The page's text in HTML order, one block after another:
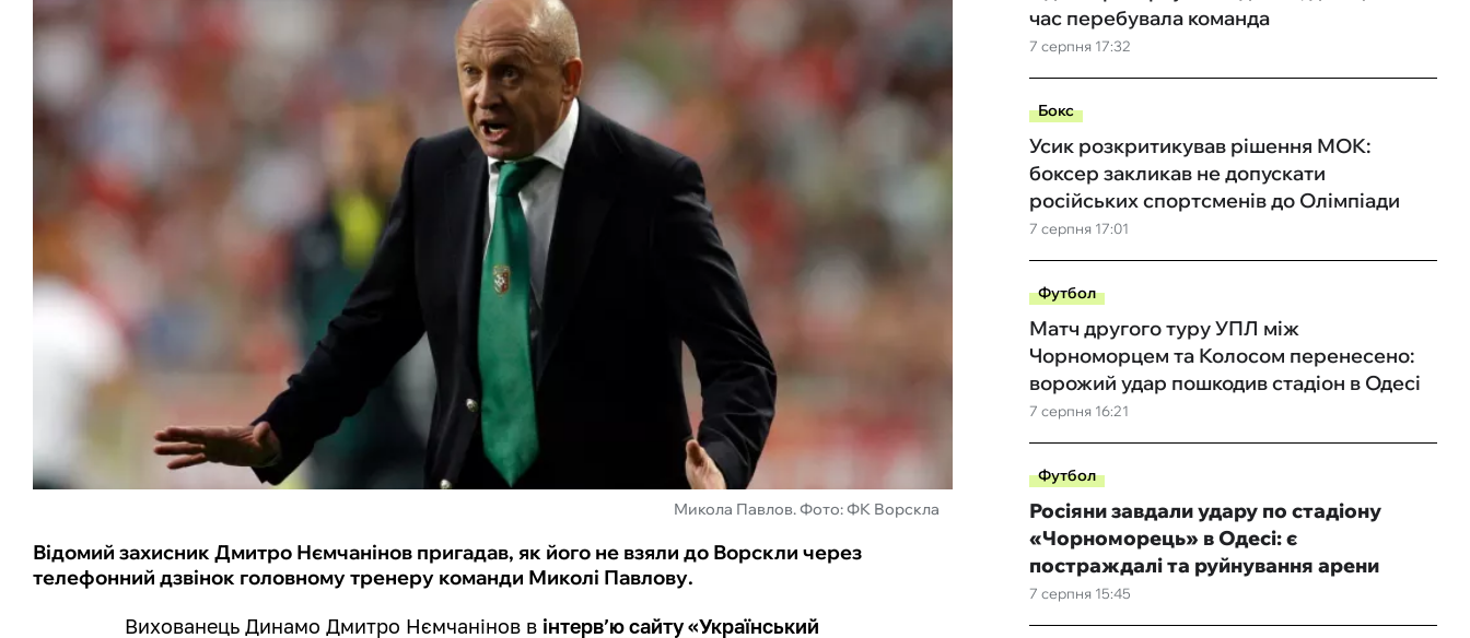
Микола Павлов. Фото: ФК Ворскла
Відомий захисник Дмитро Нємчанінов пригадав, як його не взяли до Ворскли через
телефонний дзвінок головному тренеру команди Миколі Павлову.
Вихованець Динамо Дмитро Нємчанінов в інтерв’ю сайту «Український
7 серпня 17:32
час перебувала команда
Бокс
7 серпня 17:01
Усик розкритикував рішення МОК:
боксер закликав не допускати
російських спортсменів до Олімпіади
Футбол
7 серпня 16:21
Матч другого туру УПЛ між
Чорноморцем та Колосом перенесено:
ворожий удар пошкодив стадіон в Одесі
Футбол
7 серпня 15:45
Росіяни завдали удару по стадіону
«Чорноморець» в Одесі: є
постраждалі та руйнування арени